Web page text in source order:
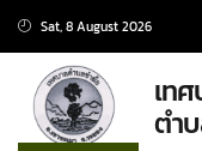
Sat, 8 August 2026
เท
ตำ